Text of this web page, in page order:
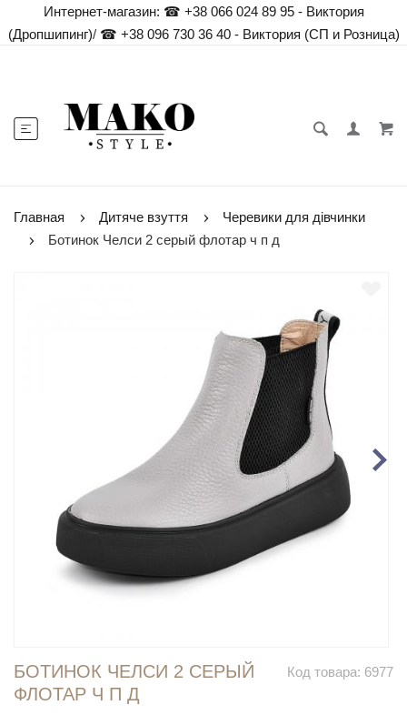
Интернет-магазин: ☎ +38 066 024 89 95 - Виктория
(Дропшипинг)/☎ +38 096 730 36 40 - Виктория (СП и Розница)
Главная Дитяче взуття
Черевики для дівчинки
Ботинок Челси 2 серый флотар ч п д
Код товара: 6977
БОТИНОК ЧЕЛСИ 2 СЕРЫЙ
ФЛОТАР Ч П Д